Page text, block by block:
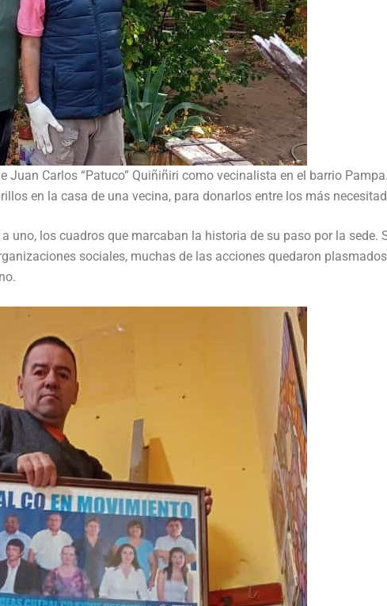
Juan Carlos “Patuco” Quiñiñiri como vecinalista en el barrio
en la casa de una vecina, para donarlos entre los más
uno, los cuadros que marcaban la historia de su paso por la sede.
sociales, muchas de las acciones quedaron